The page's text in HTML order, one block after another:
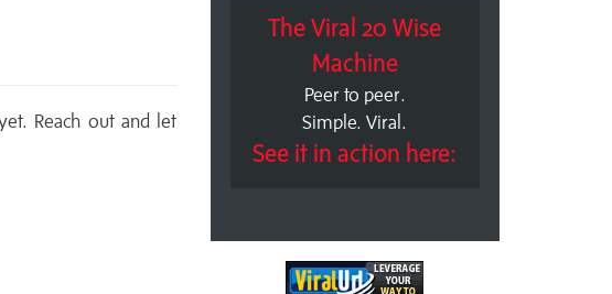
Reach out and let
The Viral 20 Wise
Machine
Peer to peer.
Simple. Viral.
See it in action here: